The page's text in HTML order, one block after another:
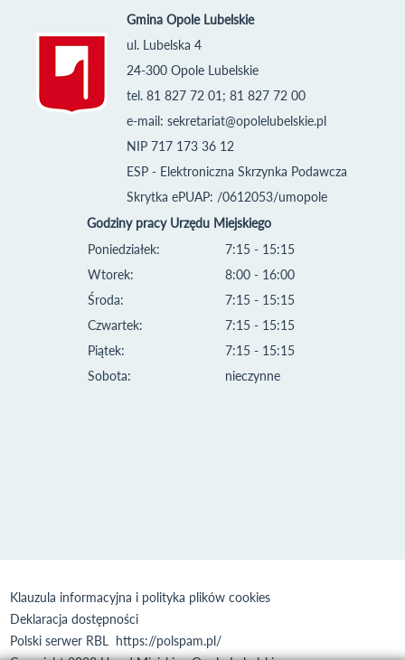
Gmina Opole Lubelskie
ul. Lubelska 4
24-300 Opole Lubelskie
tel. 81 827 72 01; 81 827 72 00
e-mail: sekretariat@opolelubelskie.pl
NIP 717 173 36 12
ESP - Elektroniczna Skrzynka Podawcza
Skrytka ePUAP: /0612053/umopole
Godziny pracy Urzędu Miejskiego
Poniedziałek:
Wtorek:
Środa:
Czwartek:
Piątek:
Sobota:
7:15 - 15:15
8:00 - 16:00
7:15 - 15:15
7:15 - 15:15
7:15 - 15:15
nieczynne
Klauzula informacyjna i polityka plików cookies
Deklaracja dostępności
Polski serwer RBL https://polspam.pl/